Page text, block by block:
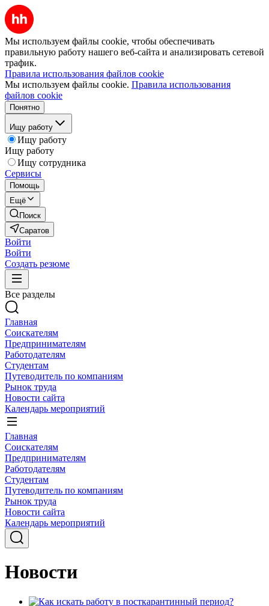
Мы используем файлы cookie, чтобы обеспечивать
правильную работу нашего веб-сайта и анализировать сетевой
трафик.
Правила использования файлов cookie
Мы используем файлы cookie. Правила использования
файлов cookie
Понятно
Ищу работу
Ищу работу
Ищу работу
Ищу сотрудника
Сервисы
Помощь
Ещё
Поиск
Саратов
Войти
Войти
Создать резюме
Все разделы
Главная
Соискателям
Предпринимателям
Работодателям
Студентам
Путеводитель по компаниям
Рынок труда
Новости сайта
Календарь мероприятий
Главная
Соискателям
Предпринимателям
Работодателям
Студентам
Путеводитель по компаниям
Рынок труда
Новости сайта
Календарь мероприятий
Новости